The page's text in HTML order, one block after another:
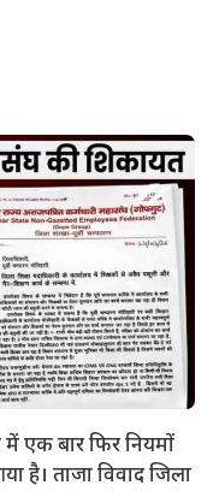
में एक बार फिर नियमों
है। ताजा विवाद जिला